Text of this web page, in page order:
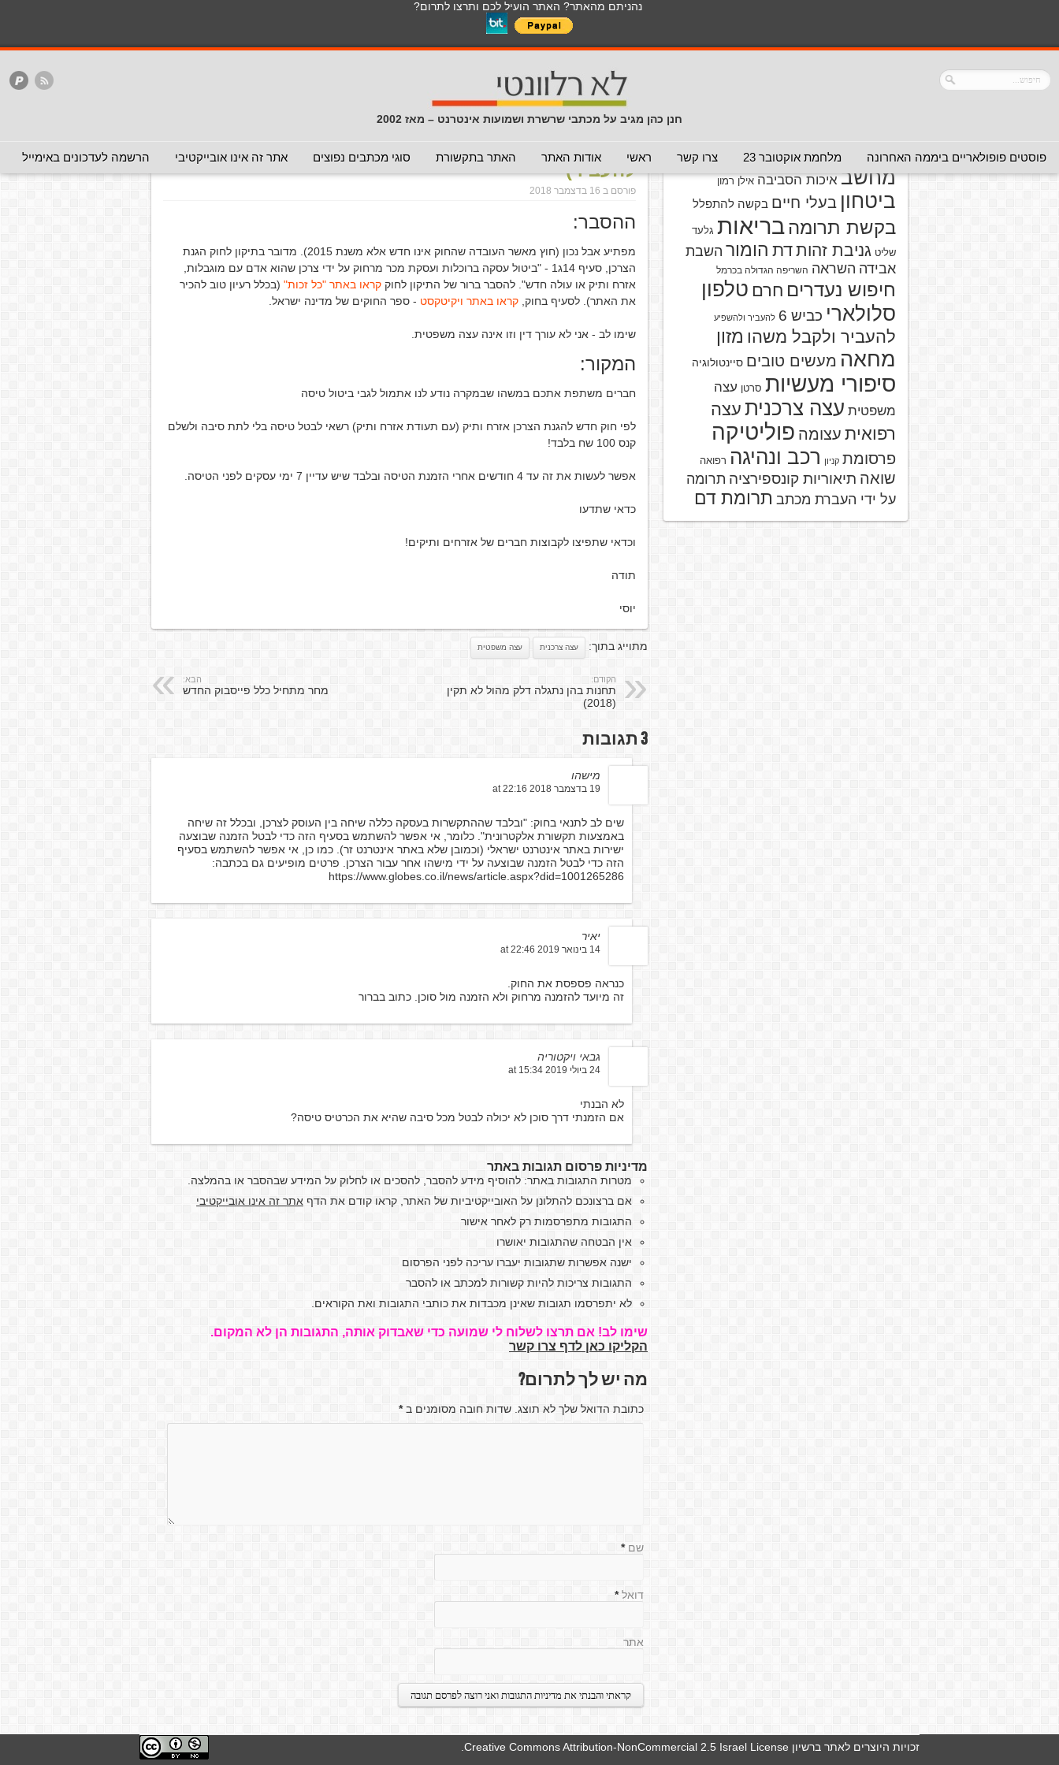
נהניתם מהאתר? האתר הועיל לכם ותרצו לתרום?
חנן כהן מגיב על מכתבי שרשרת ושמועות אינטרנט – מאז 2002
פוסטים פופולאריים ביממה האחרונה מלחמת אוקטובר 23 צרו קשר ראשי אודות האתר האתר בתקשורת סוגי מכתבים נפוצים אתר זה אינו אובייקטיבי הרשמה לעדכונים באימייל
לכל התכנים באתר בנושא נגיף הקורונה
כללי מכתב חוזר מכתבים נפוצים המלצה - לא להעביר המלצה - אפשר להעביר
המלצה - לכאן ולכאן
הנך כאן:דף הבית/המלצה - אפשר להעביר/ביטול טיסה בזול על ידי אזרחים ותיקים
להעביר)
פורסם ב 16 בדצמבר 2018
ההסבר:
מפתיע אבל נכון (חוץ מאשר העובדה שהחוק אינו חדש אלא משנת 2015). מדובר בתיקון לחוק הגנת
הצרכן, סעיף 14ג1 - "ביטול עסקה ברוכלות ועסקת מכר מרחוק על ידי צרכן שהוא אדם עם מוגבלות,
אזרח ותיק או עולה חדש". להסבר ברור של התיקון לחוק קראו באתר "כל זכות" (בכלל רעיון טוב להכיר
את האתר). לסעיף בחוק, קראו באתר ויקיטקסט - ספר החוקים של מדינה ישראל.
שימו לב - אני לא עורך דין וזו אינה עצה משפטית.
המקור:
חברים משתפת אתכם במשהו שבמקרה נודע לנו אתמול לגבי ביטול טיסה
לפי חוק חדש להגנת הצרכן אזרח ותיק (עם תעודת אזרח ותיק) רשאי לבטל טיסה בלי לתת סיבה ולשלם
קנס 100 שח בלבד!
אפשר לעשות את זה עד 4 חודשים אחרי הזמנת הטיסה ובלבד שיש עדיין 7 ימי עסקים לפני הטיסה.
כדאי שתדעו
וכדאי שתפיצו לקבוצות חברים של אזרחים ותיקים!
תודה
יוסי
מתוייג בתוך: עצה צרכנית עצה משפטית
הקודם:
תחנות בהן נתגלה דלק מהול לא תקין
(2018)
הבא:
מחר מתחיל כלל פייסבוק החדש
3 תגובות
מישהו
19 בדצמבר 2018 at 22:16
שים לב לתנאי בחוק: "ובלבד שההתקשרות בעסקה כללה שיחה בין העוסק לצרכן, ובכלל זה שיחה
באמצעות תקשורת אלקטרונית". כלומר, אי אפשר להשתמש בסעיף הזה כדי לבטל הזמנה שבוצעה
ישירות באתר אינטרנט ישראלי (וכמובן שלא באתר אינטרנט זר). כמו כן, אי אפשר להשתמש בסעיף
הזה כדי לבטל הזמנה שבוצעה על ידי מישהו אחר עבור הצרכן. פרטים מופיעים גם בכתבה:
https://www.globes.co.il/news/article.aspx?did=1001265286
יאיר
14 בינואר 2019 at 22:46
כנראה פספסת את החוק.
זה מיועד להזמנה מרחוק ולא הזמנה מול סוכן. כתוב בברור
גבאי ויקטוריה
24 ביולי 2019 at 15:34
לא הבנתי
אם הזמנתי דרך סוכן לא יכולה לבטל מכל סיבה שהיא את הכרטיס טיסה?
מדיניות פרסום תגובות באתר
מטרות התגובות באתר: להוסיף מידע להסבר, להסכים או לחלוק על המידע שבהסבר או בהמלצה.
אם ברצונכם להתלונן על האובייקטיביות של האתר, קראו קודם את הדף אתר זה אינו אובייקטיבי
התגובות מתפרסמות רק לאחר אישור
אין הבטחה שהתגובות יאושרו
ישנה אפשרות שתגובות יעברו עריכה לפני הפרסום
התגובות צריכות להיות קשורות למכתב או להסבר
לא יתפרסמו תגובות שאינן מכבדות את כותבי התגובות ואת הקוראים.
שימו לב! אם תרצו לשלוח לי שמועה כדי שאבדוק אותה, התגובות הן לא המקום.
הקליקו כאן לדף צרו קשר
מה יש לך לתרום?
כתובת הדואל שלך לא תוצג. שדות חובה מסומנים ב*
שם *
דואל *
אתר
מפני מוצריםאזהרת וירוס
מחשב איכות הסביבה אילן רמון
ביטחון בעלי חיים בקשה להתפלל
בקשת תרומהבריאות גלעד
שליט גניבת זהותדת הומור השבת
אבידה השראה השריפה הגדולה בכרמל
חיפוש נעדרים חרם טלפון
סלולארי כביש 6 להעביר ולהשפיע
להעביר ולקבל משהו מזון
מחאה מעשים טובים סיינטולוגיה
סיפורי מעשיות סרטן עצה
משפטית עצה צרכנית עצה
רפואית עצומה פוליטיקה
פרסומת קניון רכב ונהיגה רפואה
שואה תיאוריות קונספירציה תרומה
על ידי העברת מכתב תרומת דם
זכויות היוצרים לאתר ברשיון Creative Commons Attribution-NonCommercial 2.5 Israel License